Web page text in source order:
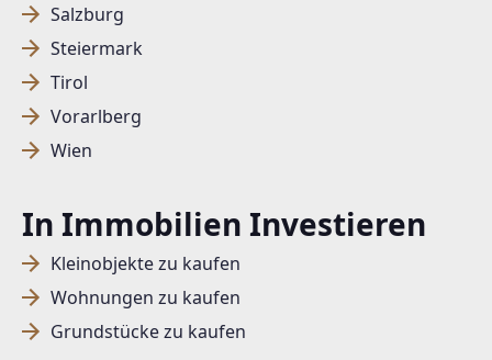
Salzburg
Steiermark
Tirol
Vorarlberg
Wien
In Immobilien Investieren
Kleinobjekte zu kaufen
Wohnungen zu kaufen
Grundstücke zu kaufen